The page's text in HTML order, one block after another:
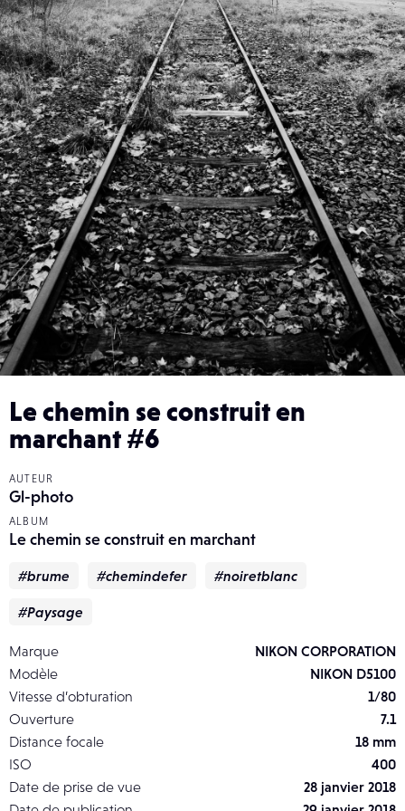
Le chemin se construit en
marchant #6
AUTEUR
Gl-photo
ALBUM
Le chemin se construit en marchant
#brume #chemindefer #noiretblanc
#Paysage
Marque
NIKON CORPORATION
Modèle
NIKON D5100
Vitesse d’obturation
1/80
Ouverture
7.1
Distance focale
18 mm
ISO
400
Date de prise de vue
28 janvier 2018